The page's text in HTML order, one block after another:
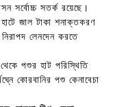
সর্বোচ্চ সতর্ক রয়েছে।
জাল টাকা শনাক্তকরণ
লেনদেন করতে
পশুর হাট পরিস্থিতি
কোরবানির পশু কেনাবেচা